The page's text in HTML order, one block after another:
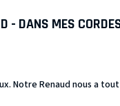
- DANS MES
Notre Renaud nous a